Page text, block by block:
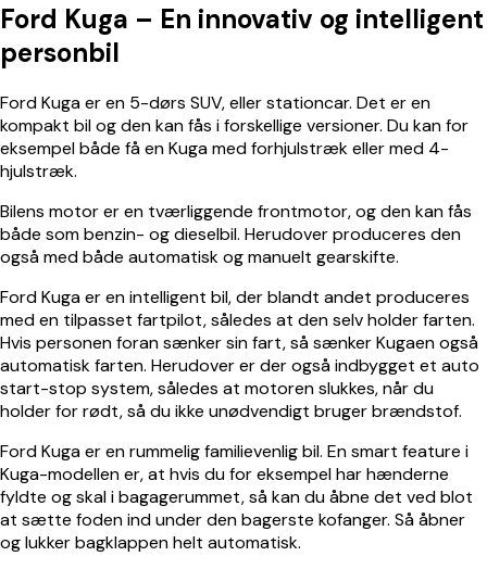
Ford Kuga – En innovativ og intelligent
personbil
Ford Kuga er en 5-dørs SUV, eller stationcar. Det er en
kompakt bil og den kan fås i forskellige versioner. Du kan for
eksempel både få en Kuga med forhjulstræk eller med 4-
hjulstræk.
Bilens motor er en tværliggende frontmotor, og den kan fås
både som benzin- og dieselbil. Herudover produceres den
også med både automatisk og manuelt gearskifte.
Ford Kuga er en intelligent bil, der blandt andet produceres
med en tilpasset fartpilot, således at den selv holder farten.
Hvis personen foran sænker sin fart, så sænker Kugaen også
automatisk farten. Herudover er der også indbygget et auto
start-stop system, således at motoren slukkes, når du
holder for rødt, så du ikke unødvendigt bruger brændstof.
Ford Kuga er en rummelig familievenlig bil. En smart feature i
Kuga-modellen er, at hvis du for eksempel har hænderne
fyldte og skal i bagagerummet, så kan du åbne det ved blot
at sætte foden ind under den bagerste kofanger. Så åbner
og lukker bagklappen helt automatisk.